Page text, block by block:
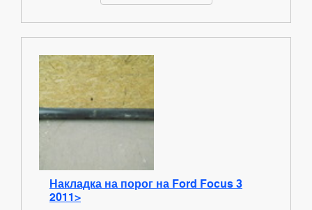
Накладка на порог на Ford Focus 3
2011>